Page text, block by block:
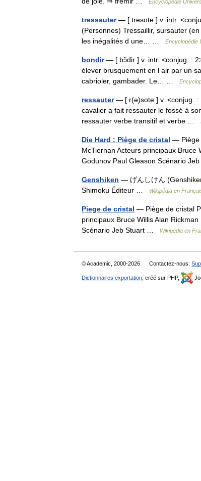
Encyclopédie
tressauter— [ tresote ] v. intr.
(Personnes) Tressaillir, sursauter
les inégalités d une… …
Encyclopédie
bondir— [ bɔ̃dir ] v. intr. <conjug. :
élever brusquement en l air par un
cabrioler, gambader. Le… …
ressauter— [ r(ə)sote ] v. <conjug. :
cavalier a fait ressauter le fossé à
ressauter verbe transitif et verbe …
Die Hard : Piège de cristal — Piège
McTiernan Acteurs principaux Bruce
Godunov Paul Gleason Scénario
Genshiken — げんしけん
Shimoku Éditeur …
Wikipédia en
Piege de cristal — Piège de cristal
principaux Bruce Willis Alan
Scénario Jeb Stuart …
Wikipédia en
© Academic, 2000-2026 Contactez-nous:
Dictionnaires exportation , créé sur PHP,